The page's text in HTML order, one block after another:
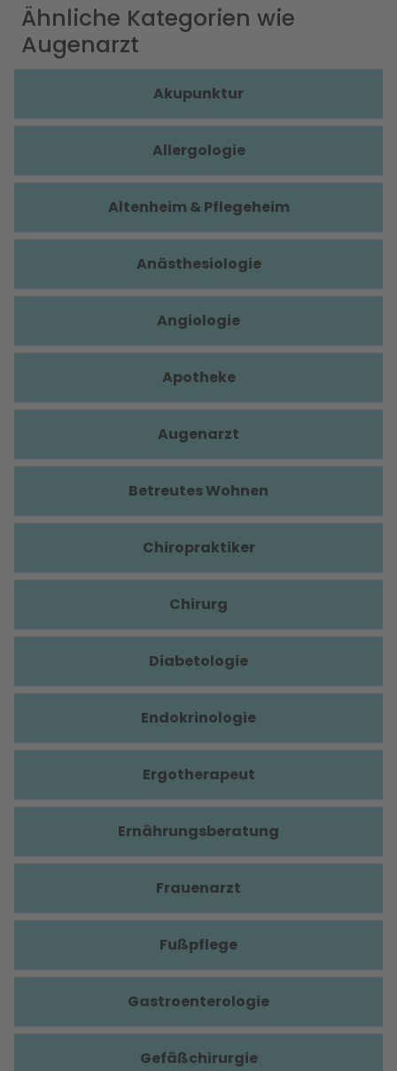
Ähnliche Kategorien wie
Augenarzt
Akupunktur
Allergologie
Altenheim & Pflegeheim
Anästhesiologie
Angiologie
Apotheke
Augenarzt
Betreutes Wohnen
Chiropraktiker
Chirurg
Diabetologie
Endokrinologie
Ergotherapeut
Ernährungsberatung
Frauenarzt
Fußpflege
Gastroenterologie
Gefäßchirurgie